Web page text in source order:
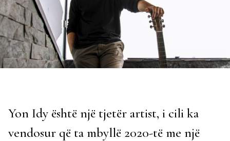
Yon Idy është një tjetër artist, i cili ka
vendosur që ta mbyllë 2020-të me një